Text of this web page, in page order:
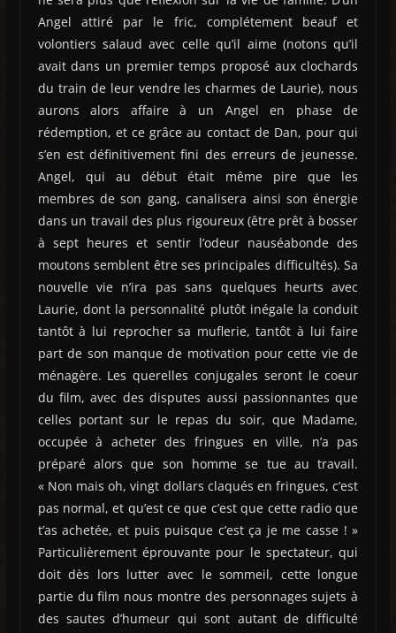
Angel attiré par le fric, complétement beauf et
volontiers salaud avec celle qu’il aime (notons qu’il
avait dans un premier temps proposé aux clochards
du train de leur vendre les charmes de Laurie), nous
aurons alors affaire à un Angel en phase de
rédemption, et ce grâce au contact de Dan, pour qui
s’en est définitivement fini des erreurs de jeunesse.
Angel, qui au début était même pire que les
membres de son gang, canalisera ainsi son énergie
dans un travail des plus rigoureux (être prêt à bosser
à sept heures et sentir l’odeur nauséabonde des
moutons semblent être ses principales difficultés). Sa
nouvelle vie n’ira pas sans quelques heurts avec
Laurie, dont la personnalité plutôt inégale la conduit
tantôt à lui reprocher sa muflerie, tantôt à lui faire
part de son manque de motivation pour cette vie de
ménagère. Les querelles conjugales seront le coeur
du film, avec des disputes aussi passionnantes que
celles portant sur le repas du soir, que Madame,
occupée à acheter des fringues en ville, n’a pas
préparé alors que son homme se tue au travail.
« Non mais oh, vingt dollars claqués en fringues, c’est
pas normal, et qu’est ce que c’est que cette radio que
t’as achetée, et puis puisque c’est ça je me casse ! »
Particulièrement éprouvante pour le spectateur, qui
doit dès lors lutter avec le sommeil, cette longue
partie du film nous montre des personnages sujets à
des sautes d’humeur qui sont autant de difficulté